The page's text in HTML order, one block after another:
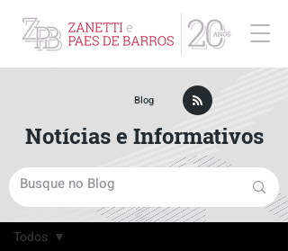
Post
Todos
Blog
Notícias e Informativos